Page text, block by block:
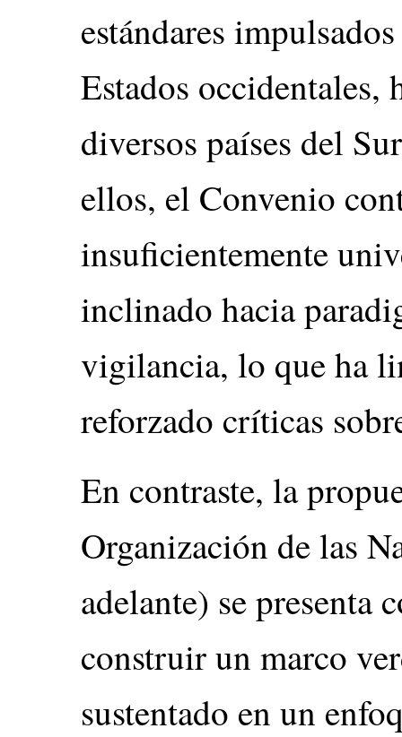
estándares
Estados occidentales,
diversos países del
ellos, el Convenio
insuficientemente
inclinado hacia
vigilancia, lo que ha
reforzado críticas
En contraste, la
Organización de las
adelante) se presenta
construir un marco
sustentado en un